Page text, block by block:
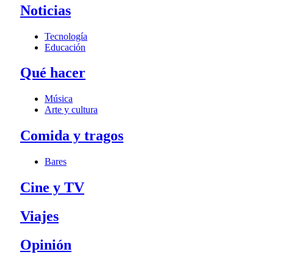
Noticias
Tecnología
Educación
Qué hacer
Música
Arte y cultura
Comida y tragos
Bares
Cine y TV
Viajes
Opinión